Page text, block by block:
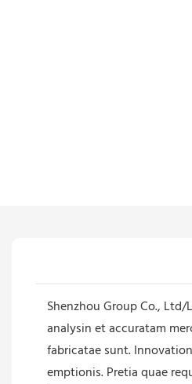
Shenzhou Group Co.,
analysin et accuratam
fabricatae sunt.
emptionis. Pretia quae